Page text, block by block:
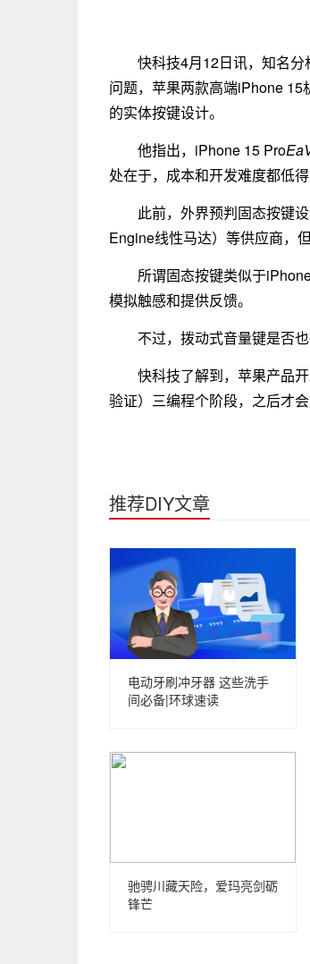
快科技4月12日讯，知名分
问题，苹果两款高端iPhone
的实体按键设计。
他指出，iPhone 15 Pro
处在于，成本和开发难度都低得
此前，外界预判固态按键
Engine线性马达）等供应商，
所谓固态按键类似于
模拟触感和提供反馈。
不过，拨动式音量键是否
快科技了解到，苹果产品
验证）三编程个阶段，之后才会
推荐DIY文章
电动牙刷冲牙器 这些洗手
间必备|环球速读
驰骋川藏天险，爱玛亮剑砺
锋芒